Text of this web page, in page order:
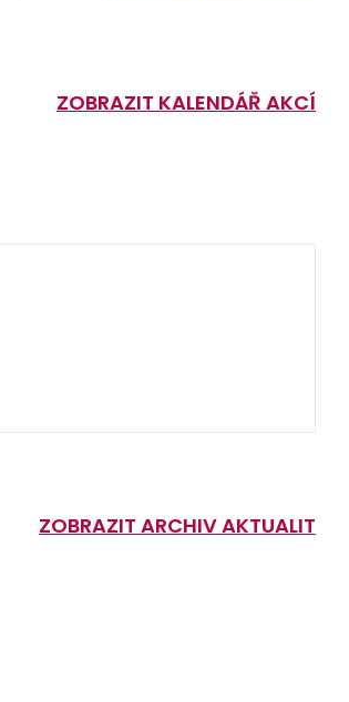
ZOBRAZIT KALENDÁŘ AKCÍ
ZOBRAZIT ARCHIV AKTUALIT